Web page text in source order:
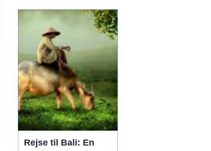
naturskønhed, så er en
rejse til Vietnam det
perfekte valg for dig. Fra
smukke kystlinjer og
eksotiske øer til travle
byer og bet...
Rejse til Bali: En